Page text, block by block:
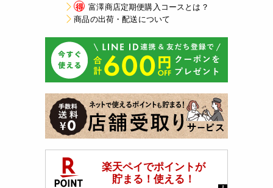
得 富澤商店定期便購入コースとは？
商品の出荷・配送について